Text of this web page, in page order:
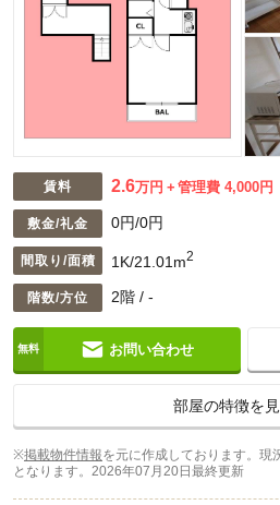
賃料 2.6万円 管理費 4,000円
敷金/礼金 0円/0円
間取り/面積 1K/21.01m2
階数/方位 2階 / -
お問い合わせ
部屋の特徴を
※掲載物件情報を元に作成しております。現
となります。 2026年07月20日最終更新